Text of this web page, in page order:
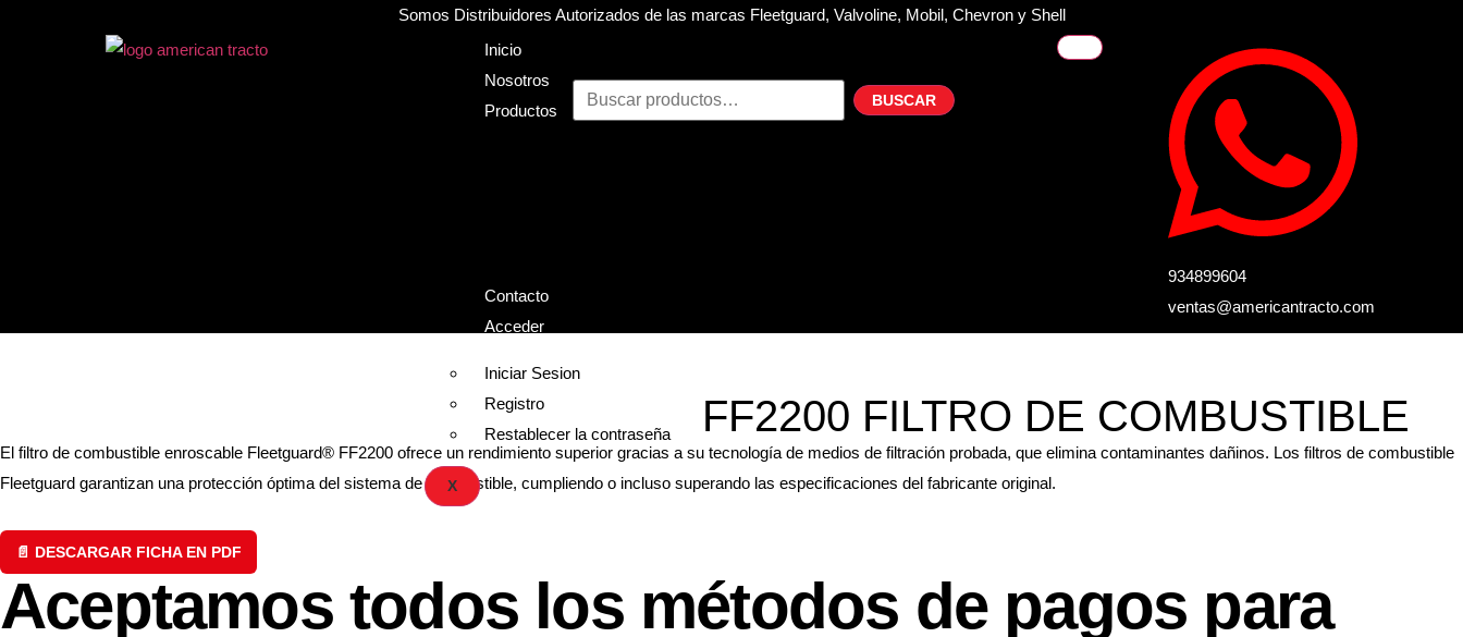
Somos Distribuidores Autorizados de las marcas Fleetguard, Valvoline, Mobil, Chevron y Shell
Inicio
Nosotros
Productos
Contacto
Acceder
Iniciar Sesion
Registro
Restablecer la contraseña
X
BUSCAR
934899604
ventas@americantracto.com
FF2200 FILTRO DE COMBUSTIBLE
El filtro de combustible enroscable Fleetguard® FF2200 ofrece un rendimiento superior gracias a su tecnología de medios de filtración probada, que elimina contaminantes dañinos. Los filtros de combustible
Fleetguard garantizan una protección óptima del sistema de combustible, cumpliendo o incluso superando las especificaciones del fabricante original.
📄 DESCARGAR FICHA EN PDF
Aceptamos todos los métodos de pagos para